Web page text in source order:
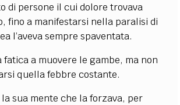
di persone il cui dolore trovava
fino a manifestarsi nella paralisi di
l’aveva sempre spaventata.
fatica a muovere le gambe, ma non
quella febbre costante.
sua mente che la forzava, per